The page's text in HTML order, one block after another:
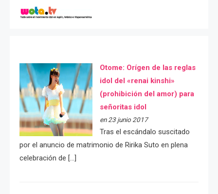
Otome: Orígen de las reglas
idol del «renai kinshi»
(prohibición del amor) para
señoritas idol
en 23 junio 2017
Tras el escándalo suscitado
por el anuncio de matrimonio de Ririka Suto en plena
celebración de […]